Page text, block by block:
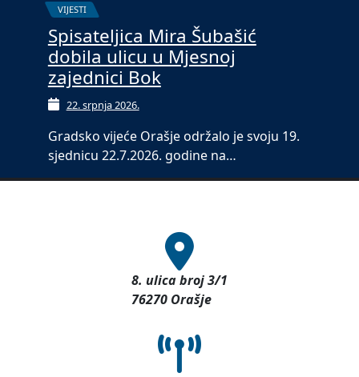
VIJESTI
Spisateljica Mira Šubašić
dobila ulicu u Mjesnoj
zajednici Bok
22. srpnja 2026.
Gradsko vijeće Orašje održalo je svoju 19.
sjednicu 22.7.2026. godine na…
8. ulica broj 3/1
76270 Orašje